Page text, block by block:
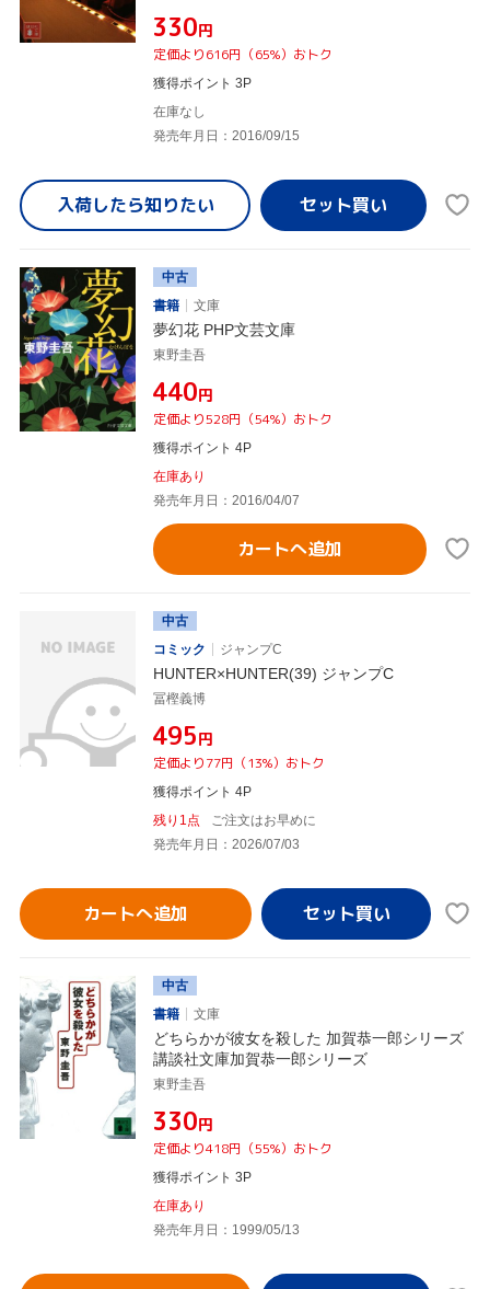
¥330円
定価より616円（65%）おトク
獲得ポイント 3P
在庫なし
発売年月日：2016/09/15
入荷したら知りたい
中古
書籍
文庫
夢幻花 PHP文芸文庫
東野圭吾
¥440円
定価より528円（54%）おトク
獲得ポイント 4P
在庫あり
発売年月日：2016/04/07
カートへ追加
中古
コミック
ジャンプC
HUNTER×HUNTER(39) ジャンプC
冨樫義博
¥495円
定価より77円（13%）おトク
獲得ポイント 4P
残り1点
ご注文はお早めに
発売年月日：2026/07/03
カートへ追加
中古
書籍
文庫
どちらかが彼女を殺した 加賀恭一郎シリーズ
講談社文庫加賀恭一郎シリーズ
東野圭吾
¥330円
定価より418円（55%）おトク
獲得ポイント 3P
在庫あり
発売年月日：1999/05/13